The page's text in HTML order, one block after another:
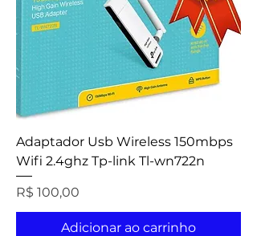
Adaptador Usb Wireless 150mbps
Wifi 2.4ghz Tp-link Tl-wn722n
Preço
R$ 100,00
Adicionar ao carrinho